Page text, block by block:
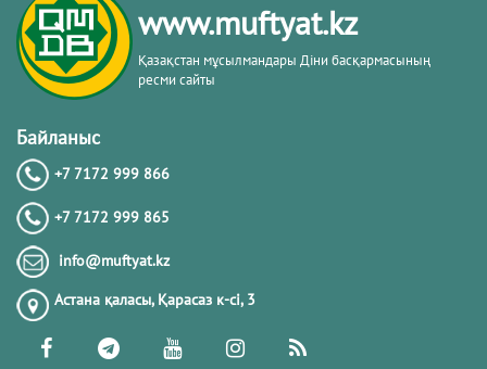
www.muftyat.kz
Қазақстан мұсылмандары Діни басқармасының
ресми сайты
Байланыс
+7 7172 999 866
+7 7172 999 865
info@muftyat.kz
Астана қаласы, Қарасаз к-сi, 3